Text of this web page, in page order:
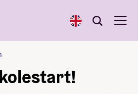
English Søk
Søk